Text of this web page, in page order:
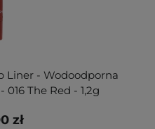
Liner - Wodoodporna
The Red - 1,2g
zł